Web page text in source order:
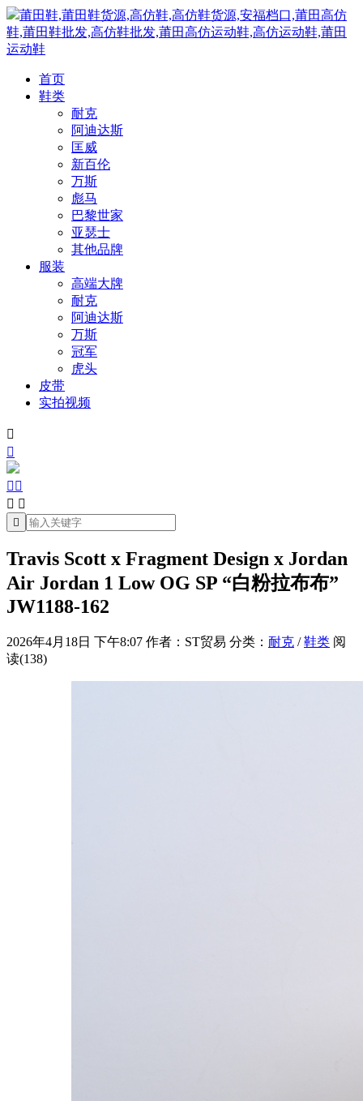
莆田鞋,莆田鞋货源,高仿鞋,高仿鞋货源,安福档口,莆田高仿
鞋,莆田鞋批发,高仿鞋批发,莆田高仿运动鞋,高仿运动鞋,莆田
运动鞋
首页
鞋类
耐克
阿迪达斯
匡威
新百伦
万斯
彪马
巴黎世家
亚瑟士
其他品牌
服装
高端大牌
耐克
阿迪达斯
万斯
冠军
虎头
皮带
实拍视频


 
 

Travis Scott x Fragment Design x Jordan
Air Jordan 1 Low OG SP “白粉拉布布”
JW1188-162
2026年4月18日 下午8:07 作者：ST贸易 分类： 耐克 /鞋类 阅
读(138)